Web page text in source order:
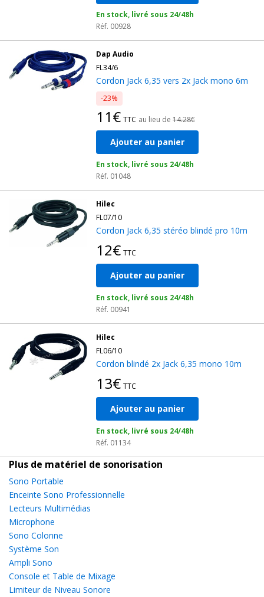
Plus de matériel de sonorisation
Sono Portable
Enceinte Sono Professionnelle
Lecteurs Multimédias
Microphone
Sono Colonne
Système Son
Ampli Sono
Console et Table de Mixage
Limiteur de Niveau Sonore
En stock, livré sous 24/48h
Réf. 00928
Dap Audio
FL34/6
Cordon Jack 6,35 vers 2x Jack mono 6m
-23%
11€ TTC au lieu de 14.28€
Ajouter au panier
En stock, livré sous 24/48h
Réf. 01048
Hilec
FL07/10
Cordon Jack 6,35 stéréo blindé pro 10m
12€ TTC
Ajouter au panier
En stock, livré sous 24/48h
Réf. 00941
Hilec
FL06/10
Cordon blindé 2x Jack 6,35 mono 10m
13€ TTC
Ajouter au panier
En stock, livré sous 24/48h
Réf. 01134